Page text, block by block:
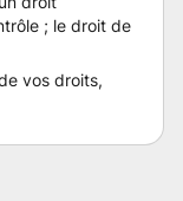
; le droit de
vos droits,